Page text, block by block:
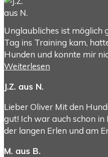
Unglaubliches ist möglich
Tag ins Training kam,
Hunden und konnte mir
Weiterlesen
J.Z. aus N.
Lieber Oliver Mit den
gut! Ich war auch schon
der langen Erlen und am
M. aus B.